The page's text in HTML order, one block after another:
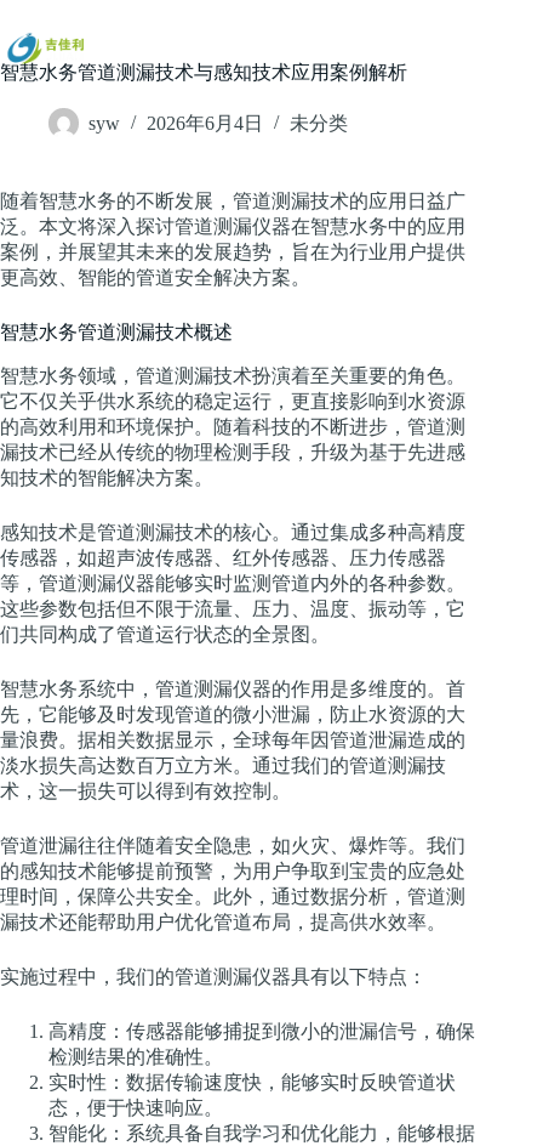
过
内
容
智慧水务管道测漏技术与感知技术应用案例解析
syw 2026年6月4日 未分类
随着智慧水务的不断发展，管道测漏技术的应用日益广
泛。本文将深入探讨管道测漏仪器在智慧水务中的应用
案例，并展望其未来的发展趋势，旨在为行业用户提供
更高效、智能的管道安全解决方案。
智慧水务管道测漏技术概述
智慧水务领域，管道测漏技术扮演着至关重要的角色。
它不仅关乎供水系统的稳定运行，更直接影响到水资源
的高效利用和环境保护。随着科技的不断进步，管道测
漏技术已经从传统的物理检测手段，升级为基于先进感
知技术的智能解决方案。
感知技术是管道测漏技术的核心。通过集成多种高精度
传感器，如超声波传感器、红外传感器、压力传感器
等，管道测漏仪器能够实时监测管道内外的各种参数。
这些参数包括但不限于流量、压力、温度、振动等，它
们共同构成了管道运行状态的全景图。
智慧水务系统中，管道测漏仪器的作用是多维度的。首
先，它能够及时发现管道的微小泄漏，防止水资源的大
量浪费。据相关数据显示，全球每年因管道泄漏造成的
淡水损失高达数百万立方米。通过我们的管道测漏技
术，这一损失可以得到有效控制。
管道泄漏往往伴随着安全隐患，如火灾、爆炸等。我们
的感知技术能够提前预警，为用户争取到宝贵的应急处
理时间，保障公共安全。此外，通过数据分析，管道测
漏技术还能帮助用户优化管道布局，提高供水效率。
实施过程中，我们的管道测漏仪器具有以下特点：
高精度：传感器能够捕捉到微小的泄漏信号，确保
检测结果的准确性。
实时性：数据传输速度快，能够实时反映管道状
态，便于快速响应。
智能化：系统具备自我学习和优化能力，能够根据